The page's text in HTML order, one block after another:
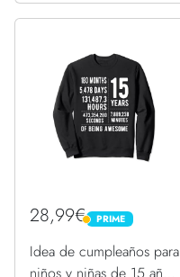
28,99€ PRIME
PRIME
Idea de cumpleaños para